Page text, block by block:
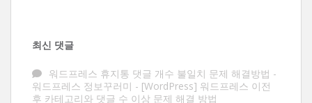
최신 댓글
워드프레스 휴지통 댓글 개수 불일치 문제 해결방법 -
워드프레스 정보꾸러미 - [WordPress] 워드프레스 이전
후 카테고리와 댓글 수 이상 문제 해결 방법